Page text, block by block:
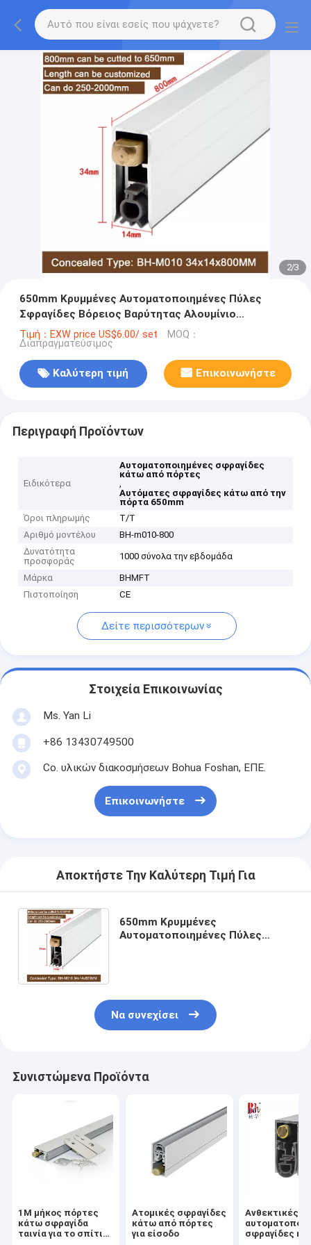
2/3
650mm Κρυμμένες Αυτοματοποιημένες Πύλες
Σφραγίδες Βόρειος Βαρύτητας Αλουμίνιο
Weatherstrips
Τιμή：EXW price US$6.00/ set MOQ：
Διαπραγματεύσιμος
Καλύτερη τιμή Επικοινωνήστε
Περιγραφή Προϊόντων
Ειδικότερα
Αυτοματοποιημένες σφραγίδες
κάτω από πόρτες
,
Αυτόματες σφραγίδες κάτω από την
πόρτα 650mm
Όροι πληρωμής
T/T
Αριθμό μοντέλου
BH-m010-800
Δυνατότητα
προσφοράς
1000 σύνολα την εβδομάδα
Μάρκα
BHMFT
Πιστοποίηση
CE
Δείτε περισσότερων
Στοιχεία Επικοινωνίας
Ms. Yan Li
+86 13430749500
Co. υλικών διακοσμήσεων Bohua Foshan, ΕΠΕ.
Επικοινωνήστε
Αποκτήστε Την Καλύτερη Τιμή Για
650mm Κρυμμένες
Αυτοματοποιημένες Πύλες
Να συνεχίσει
Συνιστώμενα Προϊόντα
1M μήκος πόρτες
κάτω σφραγίδα
ταινία για το σπίτι
Ατομικές σφραγίδες
κάτω από πόρτες
για είσοδο
Ανθεκτικές
σφραγίδες